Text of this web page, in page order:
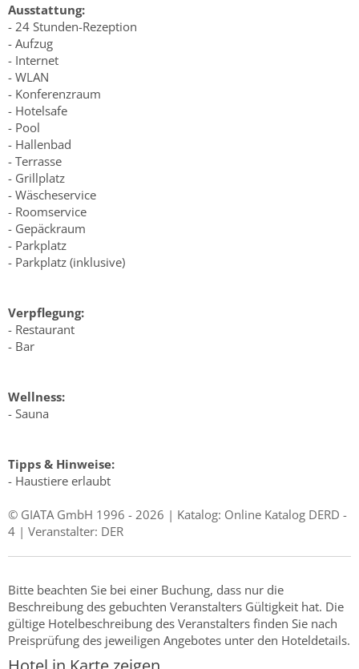
Ausstattung:
- 24 Stunden-Rezeption
- Aufzug
- Internet
- WLAN
- Konferenzraum
- Hotelsafe
- Pool
- Hallenbad
- Terrasse
- Grillplatz
- Wäscheservice
- Roomservice
- Gepäckraum
- Parkplatz
- Parkplatz (inklusive)
Verpflegung:
- Restaurant
- Bar
Wellness:
- Sauna
Tipps & Hinweise:
- Haustiere erlaubt
© GIATA GmbH 1996 - 2026 | Katalog: Online Katalog DERD -
4 | Veranstalter: DER
Bitte beachten Sie bei einer Buchung, dass nur die
Beschreibung des gebuchten Veranstalters Gültigkeit hat. Die
gültige Hotelbeschreibung des Veranstalters finden Sie nach
Preisprüfung des jeweiligen Angebotes unter den Hoteldetails.